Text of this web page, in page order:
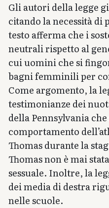
Gli autori della legge
citando la necessità
testo afferma che i
neutrali rispetto al
cui uomini che si
bagni femminili per
Come argomento, la
testimonianze dei
della Pennsylvania
comportamento
Thomas durante la
Thomas non è mai
sessuale. Inoltre, la
dei media di destra
nelle scuole.